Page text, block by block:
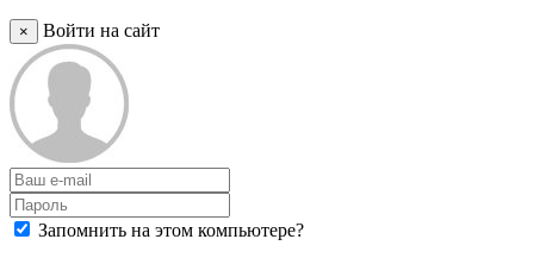
× Войти на сайт
Запомнить на этом компьютере?